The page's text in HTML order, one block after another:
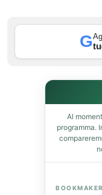
G
Al
programma.
BOOKMAKER